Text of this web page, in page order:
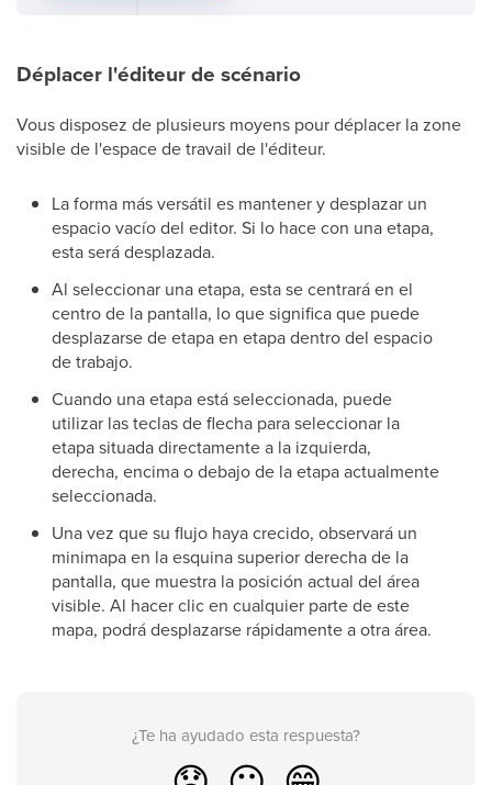
Déplacer l'éditeur de scénario
Vous disposez de plusieurs moyens pour déplacer la zone
visible de l'espace de travail de l'éditeur.
La forma más versátil es mantener y desplazar un
espacio vacío del editor. Si lo hace con una etapa,
esta será desplazada.
Al seleccionar una etapa, esta se centrará en el
centro de la pantalla, lo que significa que puede
desplazarse de etapa en etapa dentro del espacio
de trabajo.
Cuando una etapa está seleccionada, puede
utilizar las teclas de flecha para seleccionar la
etapa situada directamente a la izquierda,
derecha, encima o debajo de la etapa actualmente
seleccionada.
Una vez que su flujo haya crecido, observará un
minimapa en la esquina superior derecha de la
pantalla, que muestra la posición actual del área
visible. Al hacer clic en cualquier parte de este
mapa, podrá desplazarse rápidamente a otra área.
¿Te ha ayudado esta respuesta?